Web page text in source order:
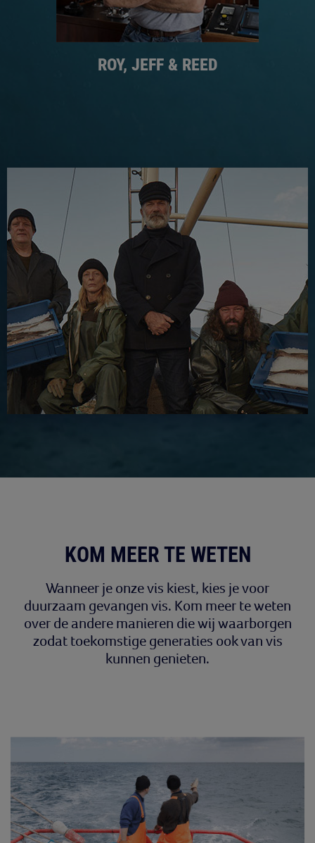
ROY, JEFF & REED
KOM MEER TE WETEN
Wanneer je onze vis kiest, kies je voor
duurzaam gevangen vis. Kom meer te weten
over de andere manieren die wij waarborgen
zodat toekomstige generaties ook van vis
kunnen genieten.